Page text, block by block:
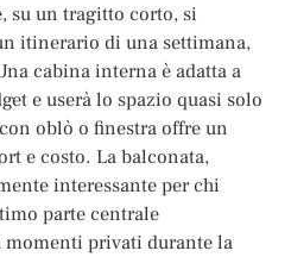
su un tragitto corto, si
itinerario di una settimana,
cabina interna è adatta a
e userà lo spazio quasi solo
oblò o finestra offre un
e costo. La balconata,
interessante per chi
parte centrale
momenti privati durante la